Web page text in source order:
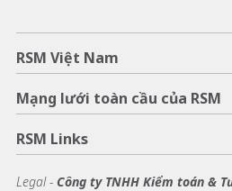
RSM Việt Nam
Mạng lưới toàn cầu của RSM
RSM Links
Legal - Công ty TNHH Kiểm toán &